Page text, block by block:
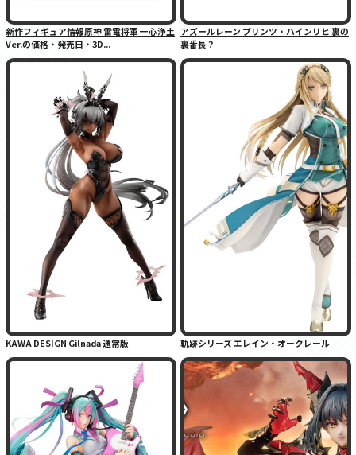
新作フィギュア情報原神 雷電将軍 一心浄土
Ver.の価格・発売日・3D...
アズールレーン プリンツ・ハインリヒ 裏の
裏番長？
KAWA DESIGN Gilnada 通常版 軌跡シリーズ エレイン・オークレール